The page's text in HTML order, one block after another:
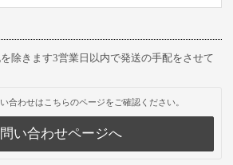
除きます3営業日以内で発送の手配をさせて
合わせはこちらのページをご確認ください。
い合わせページへ